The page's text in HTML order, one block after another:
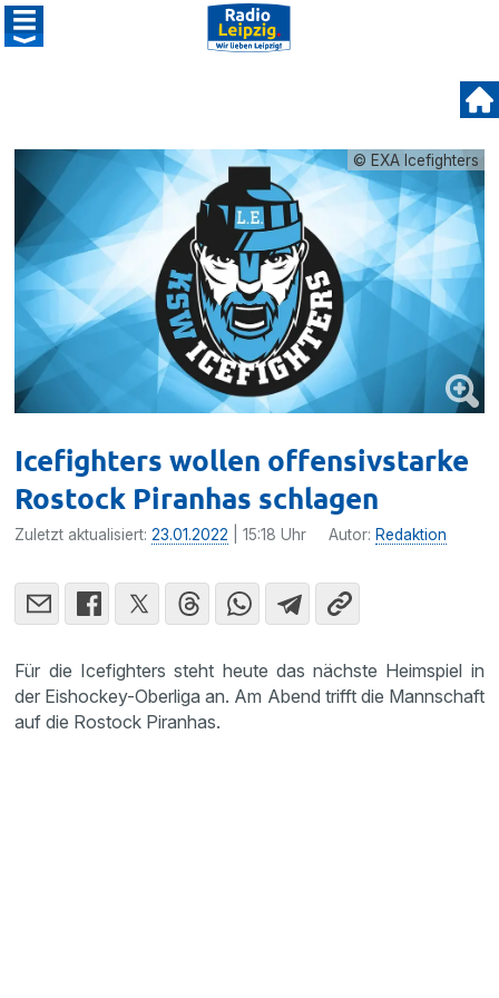
© EXA Icefighters
Icefighters wollen offensivstarke
Rostock Piranhas schlagen
Zuletzt aktualisiert:23.01.2022 | 15:18 Uhr Autor: Redaktion
Für die Icefighters steht heute das nächste Heimspiel in
der Eishockey-Oberliga an. Am Abend trifft die Mannschaft
auf die Rostock Piranhas.